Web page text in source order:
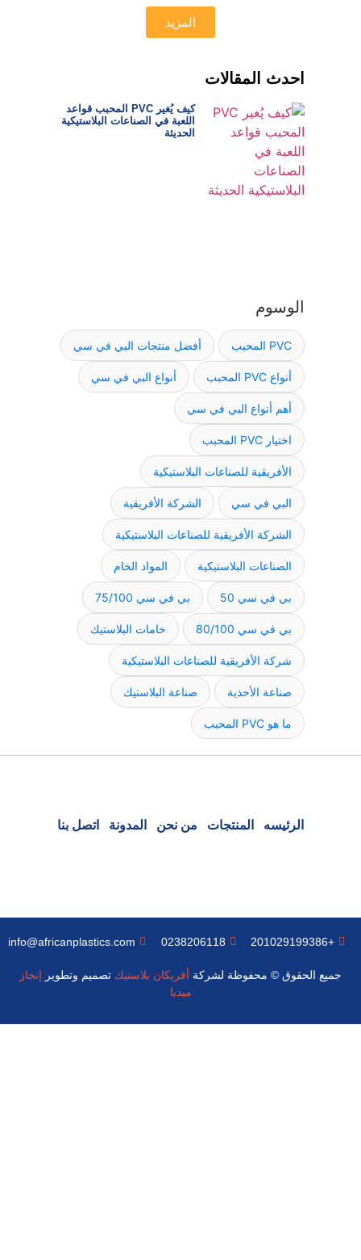
المزيد
احدث المقالات
كيف يُغير PVC المحبب قواعد
اللعبة في الصناعات البلاستيكية
الحديثة
الوسوم
PVC المحبب أفضل منتجات البي في سي
أنواع PVC المحبب أنواع البي في سي
أهم أنواع البي في سي
اختيار PVC المحبب
الأفريقية للصناعات البلاستيكية
البي في سي الشركة الأفريقية
الشركة الأفريقية للصناعات البلاستيكية
الصناعات البلاستيكية المواد الخام
بي في سي 50 بي في سي 75/100
بي في سي 80/100 خامات البلاستيك
شركة الأفريقية للصناعات البلاستيكية
صناعة الأحذية صناعة البلاستيك
ما هو PVC المحبب
الرئيسه المنتجات من نحن المدونة اتصل بنا
جميع الحقوق © محفوظة لشركة أفريكان بلاستيك تصميم وتطوير إنجاز
ميديا
+201029199386
0238206118
info@africanplastics.com